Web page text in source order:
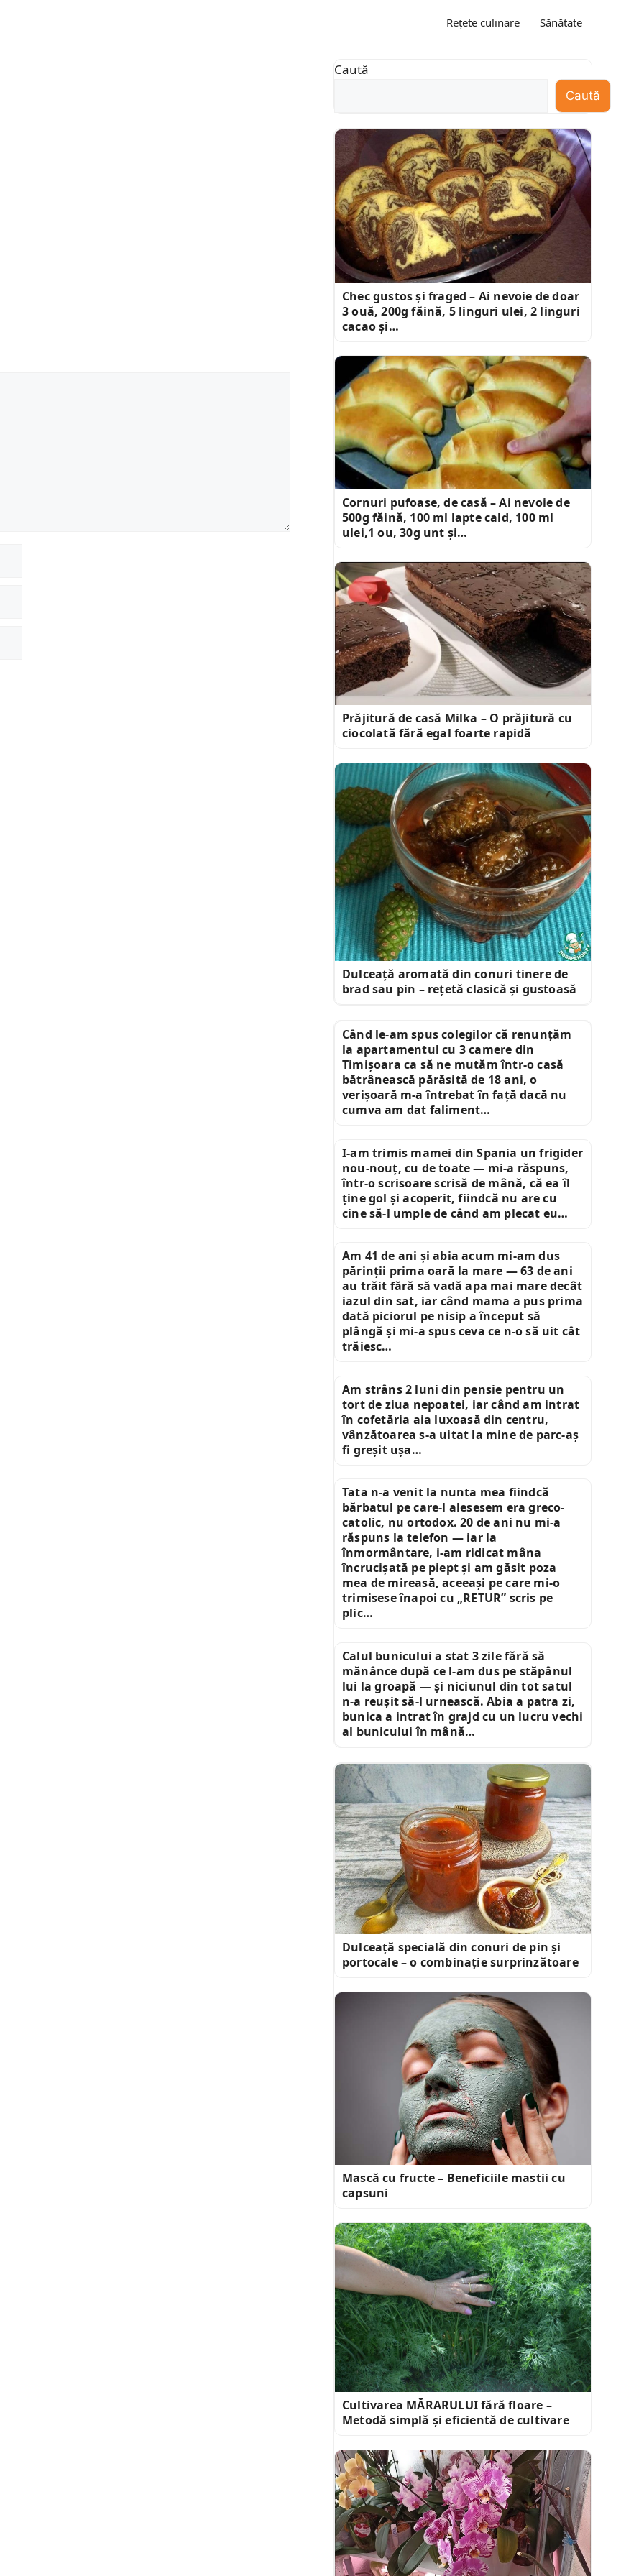
Rețete culinare Sănătate
Caută
Caută
Chec gustos și fraged – Ai nevoie de doar
3 ouă, 200g făină, 5 linguri ulei, 2 linguri
cacao și…
Cornuri pufoase, de casă – Ai nevoie de
500g făină, 100 ml lapte cald, 100 ml
ulei,1 ou, 30g unt și…
Prăjitură de casă Milka – O prăjitură cu
ciocolată fără egal foarte rapidă
Dulceață aromată din conuri tinere de
brad sau pin – rețetă clasică și gustoasă
Când le-am spus colegilor că renunțăm
la apartamentul cu 3 camere din
Timișoara ca să ne mutăm într-o casă
bătrânească părăsită de 18 ani, o
verișoară m-a întrebat în față dacă nu
cumva am dat faliment…
I-am trimis mamei din Spania un frigider
nou-nouț, cu de toate — mi-a răspuns,
într-o scrisoare scrisă de mână, că ea îl
ține gol și acoperit, fiindcă nu are cu
cine să-l umple de când am plecat eu…
Am 41 de ani și abia acum mi-am dus
părinții prima oară la mare — 63 de ani
au trăit fără să vadă apa mai mare decât
iazul din sat, iar când mama a pus prima
dată piciorul pe nisip a început să
plângă și mi-a spus ceva ce n-o să uit cât
trăiesc…
Am strâns 2 luni din pensie pentru un
tort de ziua nepoatei, iar când am intrat
în cofetăria aia luxoasă din centru,
vânzătoarea s-a uitat la mine de parc-aș
fi greșit ușa…
Tata n-a venit la nunta mea fiindcă
bărbatul pe care-l alesesem era greco-
catolic, nu ortodox. 20 de ani nu mi-a
răspuns la telefon — iar la
înmormântare, i-am ridicat mâna
încrucișată pe piept și am găsit poza
mea de mireasă, aceeași pe care mi-o
trimisese înapoi cu „RETUR” scris pe
plic…
Calul bunicului a stat 3 zile fără să
mănânce după ce l-am dus pe stăpânul
lui la groapă — și niciunul din tot satul
n-a reușit să-l urnească. Abia a patra zi,
bunica a intrat în grajd cu un lucru vechi
al bunicului în mână…
Dulceață specială din conuri de pin și
portocale – o combinație surprinzătoare
Mască cu fructe – Beneficiile mastii cu
capsuni
Cultivarea MĂRARULUI fără floare –
Metodă simplă și eficientă de cultivare